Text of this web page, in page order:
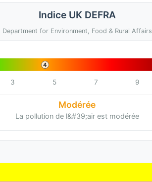
Indice UK DEFRA
Department for Environment, Food & Rural Affairs
4
3 5 7 9
Modérée
La pollution de l&#39;air est modérée